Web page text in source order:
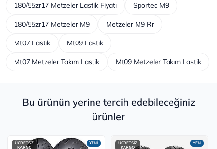
180/55zr17 Metzeler Lastik Fiyatı Sportec M9
180/55zr17 Metzeler M9 Metzeler M9 Rr
Mt07 Lastik Mt09 Lastik
Mt07 Metzeler Takım Lastik Mt09 Metzeler Takım Lastik
Bu ürünün yerine tercih edebileceğiniz
ürünler
YENİ
ÜCRETSİZ
KARGO
YENİ
ÜCRETSİZ
KARGO